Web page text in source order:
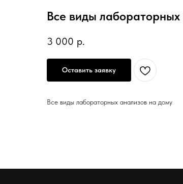
Все виды
3 000 р.
Оставить заявку
Все виды лабораторных анализов на дому